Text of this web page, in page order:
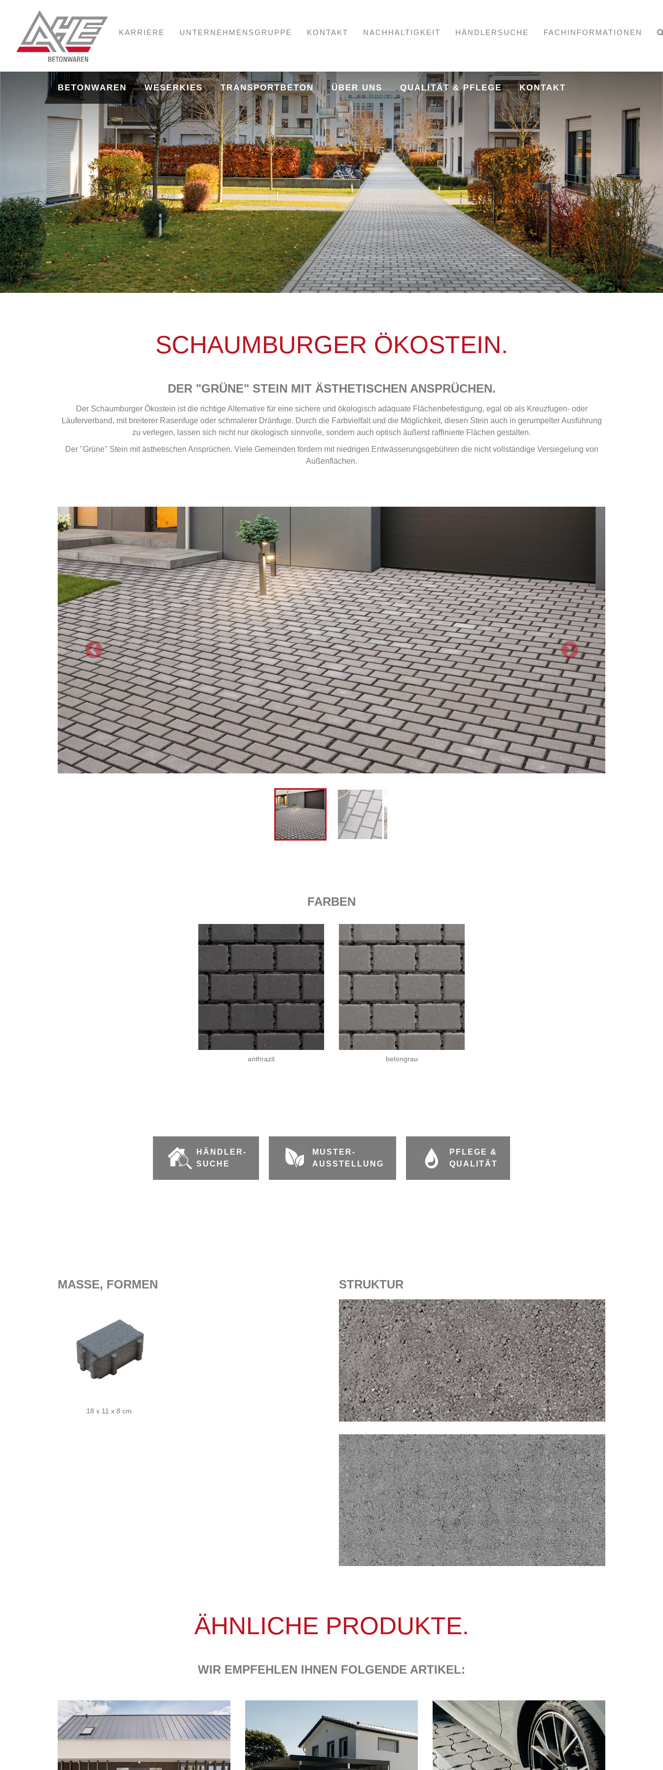
KARRIERE UNTERNEHMENSGRUPPE KONTAKT NACHHALTIGKEIT HÄNDLERSUCHE FACHINFORMATIONEN
BETONWAREN WESERKIES TRANSPORTBETON ÜBER UNS QUALITÄT & PFLEGE KONTAKT
SCHAUMBURGER ÖKOSTEIN.
DER "GRÜNE" STEIN MIT ÄSTHETISCHEN ANSPRÜCHEN.
Der Schaumburger Ökostein ist die richtige Alternative für eine sichere und ökologisch adäquate Flächenbefestigung, egal ob als Kreuzfugen- oder
Läuferverband, mit breiterer Rasenfuge oder schmalerer Dränfuge. Durch die Farbvielfalt und die Möglichkeit, diesen Stein auch in gerumpelter Ausführung
zu verlegen, lassen sich nicht nur ökologisch sinnvolle, sondern auch optisch äußerst raffinierte Flächen gestalten.
Der "Grüne" Stein mit ästhetischen Ansprüchen. Viele Gemeinden fördern mit niedrigen Entwässerungsgebühren die nicht vollständige Versiegelung von
Außenflächen.
FARBEN
anthrazit betongrau
HÄNDLER-
SUCHE
MUSTER-
AUSSTELLUNG
PFLEGE &
QUALITÄT
MASSE, FORMEN
18 x 11 x 8 cm
STRUKTUR
ÄHNLICHE PRODUKTE.
WIR EMPFEHLEN IHNEN FOLGENDE ARTIKEL: